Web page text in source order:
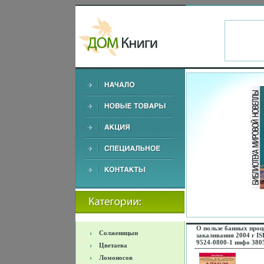
Солженицын
Цветаева
Ломоносов
О пользе банных
закаливания 2004 г
9524-0800-1 инфо